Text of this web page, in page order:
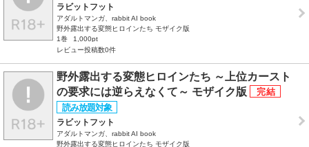
ラビットフット
アダルトマンガ、rabbit AI book
野外露出する変態ヒロインたち モザイク版
1巻
1,000pt
レビュー投稿数0件
野外露出する変態ヒロインたち ～上位カースト
の要求には逆らえなくて～ モザイク版
ラビットフット
アダルトマンガ、rabbit AI book
野外露出する変態ヒロインたち モザイク版